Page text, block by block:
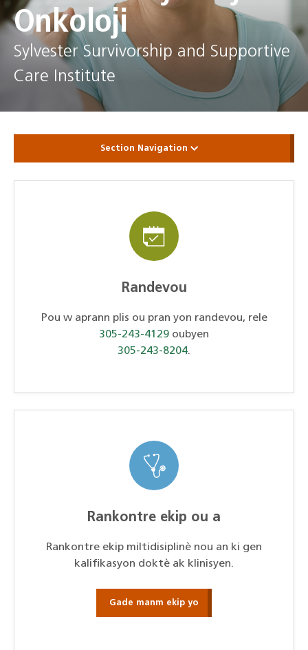
Onkoloji
Sylvester Survivorship and Supportive
Care Institute
Section Navigation
Randevou
Pou w aprann plis ou pran yon randevou, rele
305-243-4129 oubyen
305-243-8204.
Rankontre ekip ou a
Rankontre ekip miltidisiplinè nou an ki gen
kalifikasyon doktè ak klinisyen.
Gade manm ekip yo